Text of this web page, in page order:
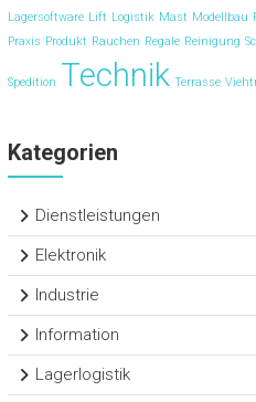
Lagersoftware Lift Logistik Mast Modellbau
Praxis Produkt Rauchen Regale Reinigung
Spedition Technik Terrasse
Kategorien
Dienstleistungen
Elektronik
Industrie
Information
Lagerlogistik